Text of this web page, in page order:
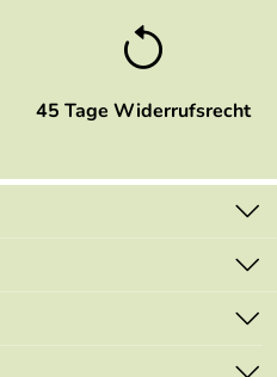
45 Tage Widerrufsrecht